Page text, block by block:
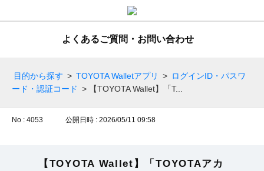
よくあるご質問・お問い合わせ
目的から探す > TOYOTA Walletアプリ > ログインID・パスワ
ード・認証コード > 【TOYOTA Wallet】「T...
No : 4053 公開日時 : 2026/05/11 09:58
【TOYOTA Wallet】「TOYOTAアカ